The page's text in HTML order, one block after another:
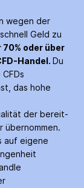
wegen der
Geld zu
oder über
Handel. Du
das hohe
der bereit­
über­nommen.
auf eigene